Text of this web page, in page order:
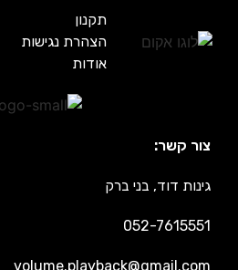
תקנון
הצהרת נגישות
אודות
צור קשר:
גינות דוד, בני ברק
052-7615551
volume.playback@gmail.com